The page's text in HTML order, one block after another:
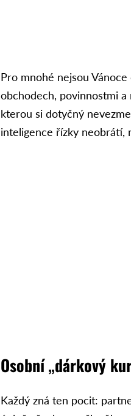
Pro mnohé nejsou
obchodech, povinnostmi
kterou si dotyčný
inteligence řízky neobrátí,
Osobní „dárkový
Každý zná ten pocit: